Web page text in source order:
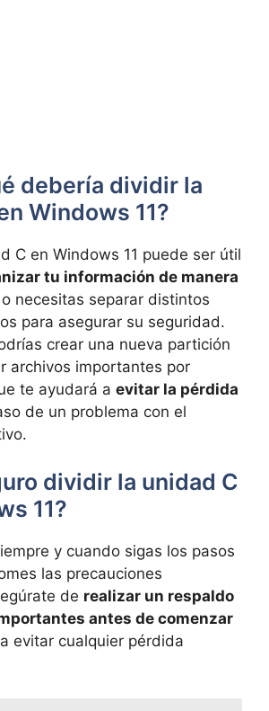
debería dividir la
Windows 11?
C en Windows 11 puede ser útil
tu información de manera
o necesitas separar distintos
para asegurar su seguridad.
crear una nueva partición
archivos importantes por
te ayudará a evitar la pérdida
de un problema con el
dividir la unidad C
11?
y cuando sigas los pasos
las precauciones
de realizar un respaldo
antes de comenzar
evitar cualquier pérdida